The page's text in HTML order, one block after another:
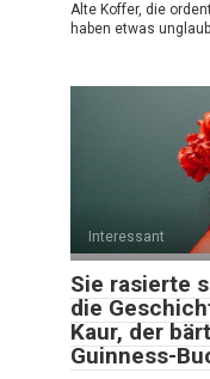
Alte Koffer, die
haben etwas
Interessant
Sie rasierte
die
Kaur, der
Guinness-